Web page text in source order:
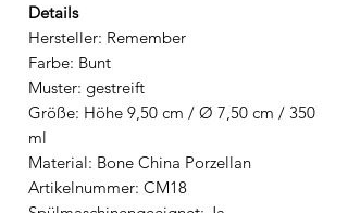
Details
Hersteller: Remember
Farbe: Bunt
Muster: gestreift
Größe: Höhe 9,50 cm / Ø 7,50 cm / 350
ml
Material: Bone China Porzellan
Artikelnummer: CM18